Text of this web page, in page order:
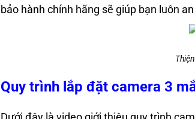
bảo hành chính hãng sẽ giúp bạn luôn
Quy trình lắp đặt camera 3